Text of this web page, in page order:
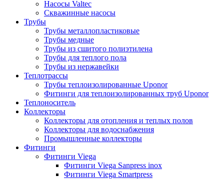
Насосы Valtec
Скважинные насосы
Трубы
Трубы металлопластиковые
Трубы медные
Трубы из сшитого полиэтилена
Трубы для теплого пола
Трубы из нержавейки
Теплотрассы
Трубы теплоизолированные Uponor
Фитинги для теплоизолированных труб Uponor
Теплоноситель
Коллекторы
Коллекторы для отопления и теплых полов
Коллекторы для водоснабжения
Промышленные коллекторы
Фитинги
Фитинги Viega
Фитинги Viega Sanpress inox
Фитинги Viega Smartpress